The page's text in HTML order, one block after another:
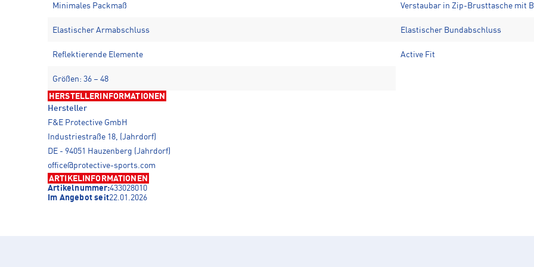
Minimales Packmaß Verstaubar in Zip-Brusttasche mit
Elastischer Armabschluss Elastischer Bundabschluss
Reflektierende Elemente Active Fit
Größen: 36 – 48
HERSTELLERINFORMATIONEN
Hersteller
F&E Protective GmbH
Industriestraße 18, (Jahrdorf)
DE - 94051 Hauzenberg (Jahrdorf)
office@protective-sports.com
ARTIKELINFORMATIONEN
Artikelnummer:433028010
Im Angebot seit22.01.2026